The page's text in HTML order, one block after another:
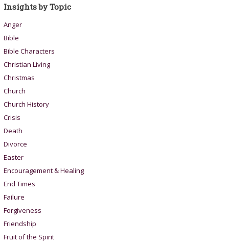
Insights by Topic
Anger
Bible
Bible Characters
Christian Living
Christmas
Church
Church History
Crisis
Death
Divorce
Easter
Encouragement & Healing
End Times
Failure
Forgiveness
Friendship
Fruit of the Spirit